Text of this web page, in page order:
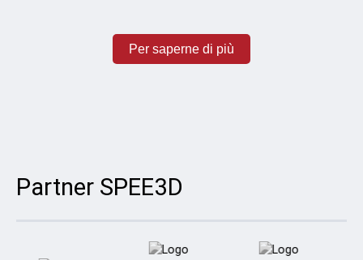
Per saperne di più
Partner SPEE3D